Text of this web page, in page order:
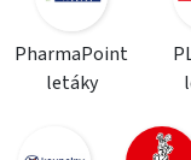
PharmaPoint
letáky